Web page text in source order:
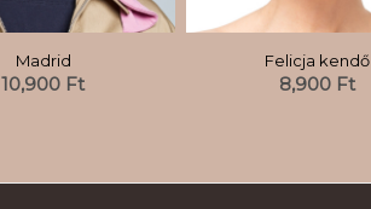
Madrid
10,900 Ft
Felicja kendő
8,900 Ft